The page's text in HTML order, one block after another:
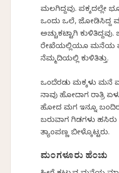
ಮಲಗಿದ್ದವು. ಪಕ್ಕದಲ್ಲೇ
ಒಂದು ಒಲೆ, ಜೋಡಿಸಿದ್ದ
ಅಚ್ಚುಕಟ್ಟಾಗಿ
ರೇಖೆಯಲ್ಲಿಯೂ ಮನೆಯ
ನೆಮ್ಮದಿಯಲ್ಲಿ ಕುಳಿತಿತ್ತು.
ಒಂದೆರಡು ಮಕ್ಕಳು ಮನೆ
ನಾವು ಹೋದಾಗ ರಾತ್ರಿ
ಹೋದ ಮಗ ಇನ್ನೂ
ಬರುವಾಗ ಗಿಡಗಳು ಹಸಿರು
ತ್ಯಾಂಪಣ್ಣ ಬೀಳ್ಕೊಟ್ಟರು.
ಮಂಗಳೂರು ಹೆಂಚು